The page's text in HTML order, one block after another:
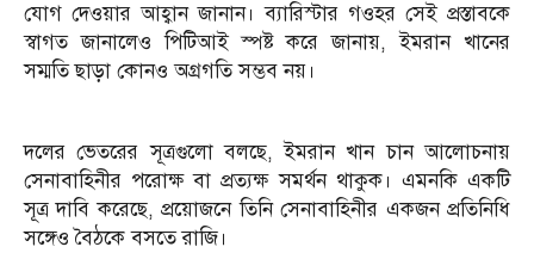
যোগ দেওয়ার আহ্বান জানান। ব্যারিস্টার গওহর সেই প্রস্তাবকে
স্বাগত জানালেও পিটিআই স্পষ্ট করে জানায়, ইমরান খানের
সম্মতি ছাড়া কোনও অগ্রগতি সম্ভব নয়।
দলের ভেতরের সূত্রগুলো বলছে, ইমরান খান চান আলোচনায়
সেনাবাহিনীর পরোক্ষ বা প্রত্যক্ষ সমর্থন থাকুক। এমনকি একটি
সূত্র দাবি করেছে, প্রয়োজনে তিনি সেনাবাহিনীর একজন প্রতিনিধি
সঙ্গেও বৈঠকে বসতে রাজি।